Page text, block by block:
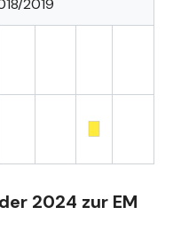
2019
2024 zur EM